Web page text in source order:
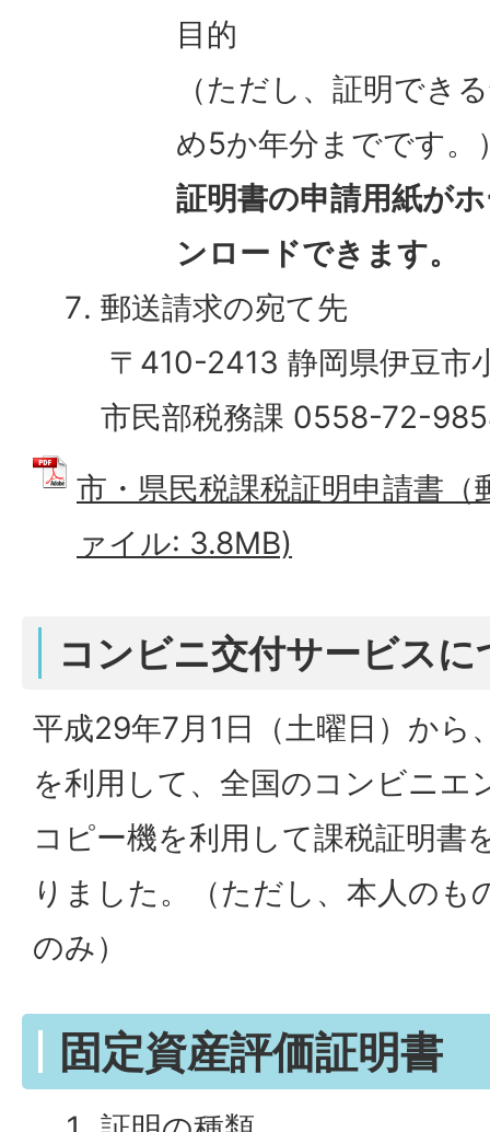
目的
（ただし、証明でき
め5か年分までです。
証明書の申請用紙が
ンロードできます。
郵送請求の宛て先
〒410-2413 静岡県伊豆市
市民部税務課 0558-72-
市・県民税課税証明申請書（
ァイル: 3.8MB)
コンビニ交付サービスに
平成29年7月1日（土曜日）から
を利用して、全国のコンビニエ
コピー機を利用して課税証明書
りました。（ただし、本人のも
のみ）
固定資産評価証明書